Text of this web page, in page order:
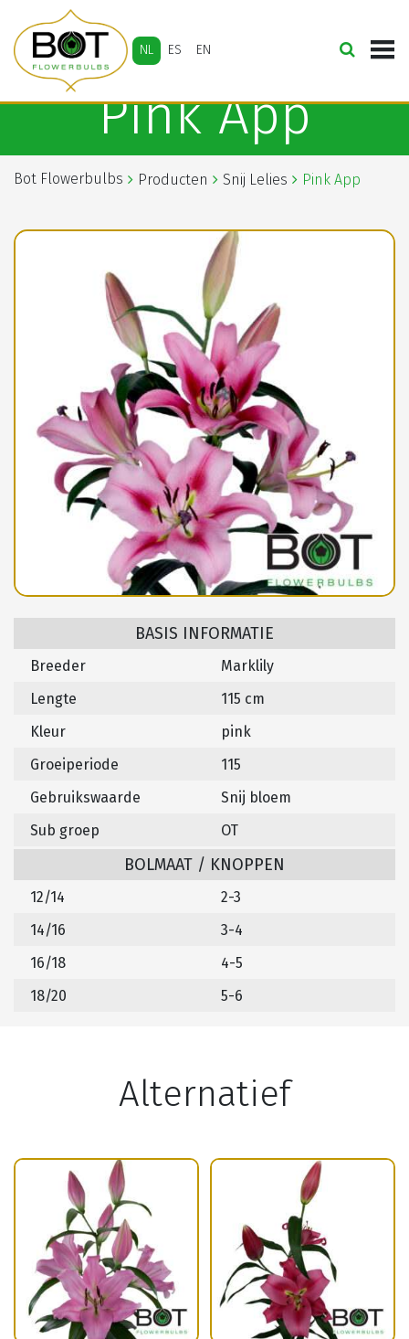
NL ES EN
Pink App
Bot Flowerbulbs Producten Snij Lelies Pink App
BASIS INFORMATIE
Breeder
Marklily
Lengte
115 cm
Kleur
pink
Groeiperiode
115
Gebruikswaarde
Snij bloem
Sub groep
OT
BOLMAAT / KNOPPEN
12/14
2-3
14/16
3-4
16/18
4-5
18/20
5-6
Alternatief